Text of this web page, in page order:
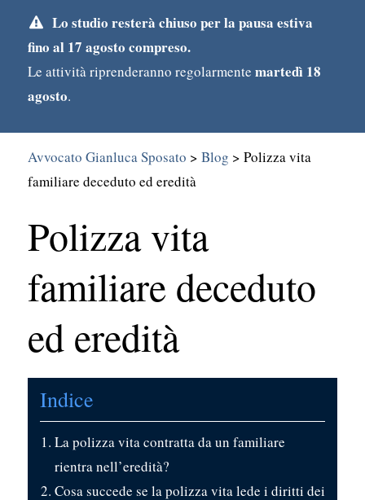
Search
for:
Lo studio resterà chiuso per la pausa estiva
fino al 17 agosto compreso.
Le attività riprenderanno regolarmente martedì 18
agosto.
Avvocato Gianluca Sposato > Blog > Polizza vita
familiare deceduto ed eredità
Polizza vita
familiare deceduto
ed eredità
Indice
La polizza vita contratta da un familiare
rientra nell’eredità?
Cosa succede se la polizza vita lede i diritti dei